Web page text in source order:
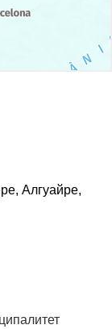
Алгуайре,